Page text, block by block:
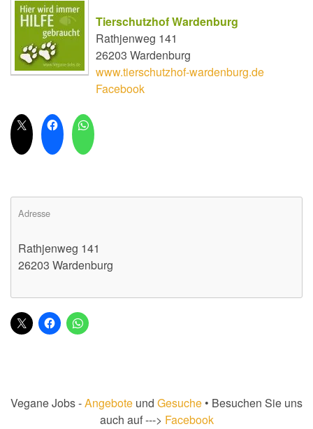
Tierschutzhof Wardenburg
Rathjenweg 141
26203 Wardenburg
www.tierschutzhof-wardenburg.de
Facebook
Adresse
Rathjenweg 141
26203 Wardenburg
Vegane Jobs -Angebote und Gesuche • Besuchen Sie uns
auch auf ---> Facebook